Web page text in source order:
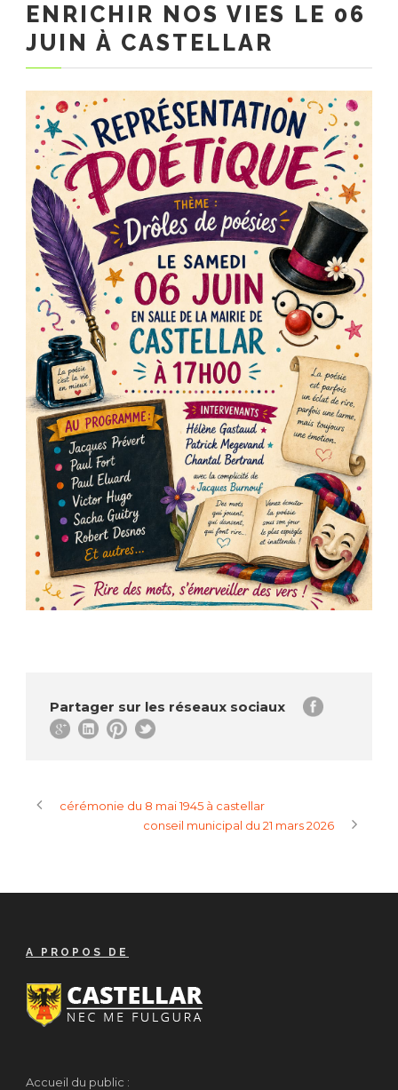
ENRICHIR NOS VIES LE 06
JUIN À CASTELLAR
Partager sur les réseaux sociaux
cérémonie du 8 mai 1945 à castellar
conseil municipal du 21 mars 2026
A PROPOS DE
Accueil du public :